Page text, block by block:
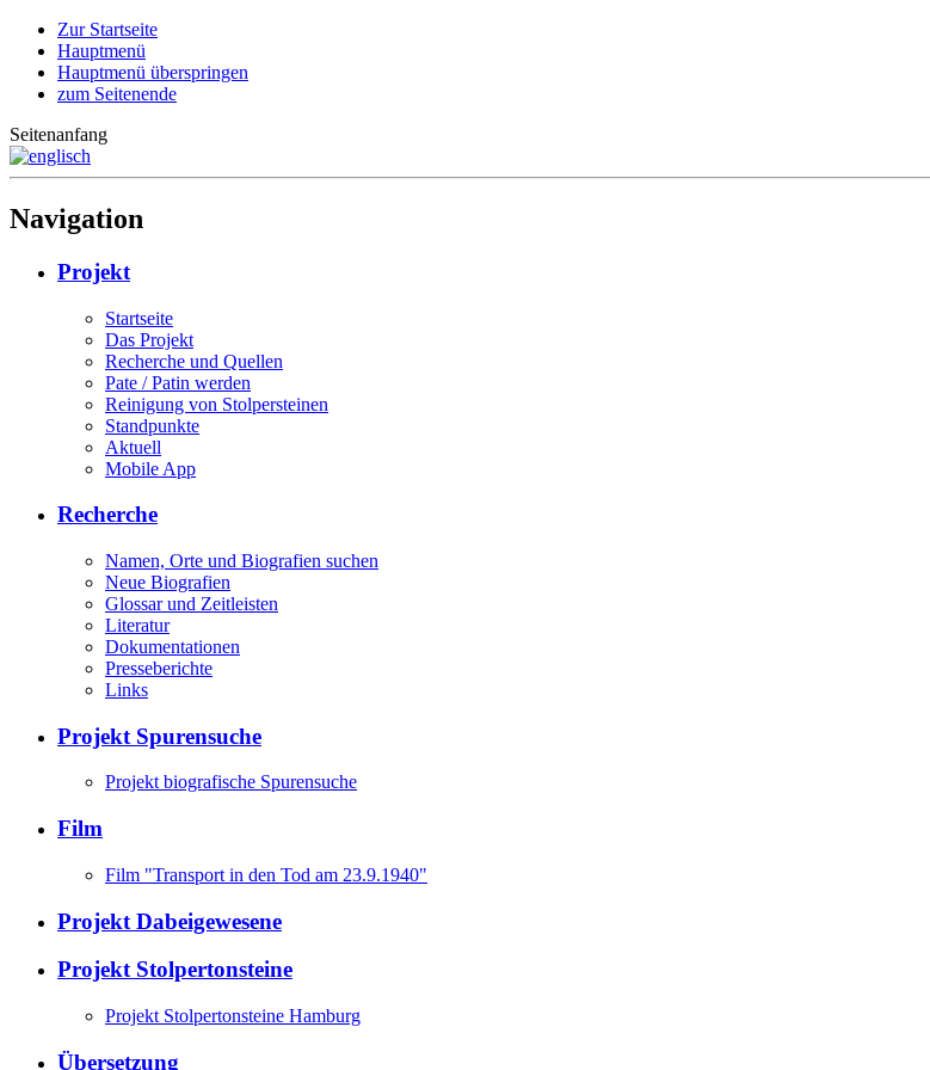
Zur Startseite
Hauptmenü
Hauptmenü überspringen
zum Seitenende
Seitenanfang
Navigation
Projekt
Startseite
Das Projekt
Recherche und Quellen
Pate / Patin werden
Reinigung von Stolpersteinen
Standpunkte
Aktuell
Mobile App
Recherche
Namen, Orte und Biografien suchen
Neue Biografien
Glossar und Zeitleisten
Literatur
Dokumentationen
Presseberichte
Links
Projekt Spurensuche
Projekt biografische Spurensuche
Film
Film "Transport in den Tod am 23.9.1940"
Projekt Dabeigewesene
Projekt Stolpertonsteine
Projekt Stolpertonsteine Hamburg
Übersetzung